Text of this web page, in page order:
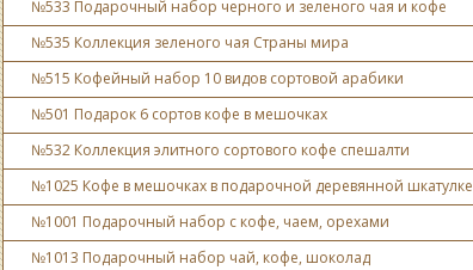
№533 Подарочный набор черного и зеленого чая и кофе
№535 Коллекция зеленого чая Страны мира
№515 Кофейный набор 10 видов сортовой арабики
№501 Подарок 6 сортов кофе в мешочках
№532 Коллекция элитного сортового кофе спешалти
№1025 Кофе в мешочках в подарочной деревянной шкатулке
№1001 Подарочный набор с кофе, чаем, орехами
№1013 Подарочный набор чай, кофе, шоколад